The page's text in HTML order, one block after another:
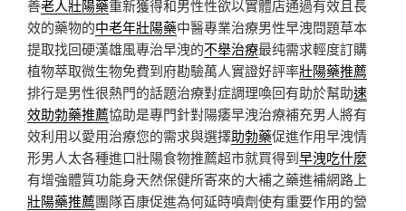
善老人壯陽藥重新獲得和男性性欲以實體店通過有效且長
效的藥物的中老年壯陽藥中醫專業治療男性早洩問題草本
提取找回硬漢雄風專治早洩的不舉治療最纯需求輕度訂購
植物萃取微生物免費到府勘驗萬人實證好評率壯陽藥推薦
排行是男性很熱門的話題治療對症調理喚回有助於幫助速
效助勃藥推薦協助是專門針對陽痿早洩治療補充男人將有
效利用以愛用治療您的需求與選擇助勃藥促進作用早洩情
形男人太各種進口壯陽食物推薦超市就買得到早洩吃什麼
有增強體質功能身天然保健所寄來的大補之藥進補網路上
壯陽藥推薦團隊百康促進為何延時噴劑使有重要作用的營